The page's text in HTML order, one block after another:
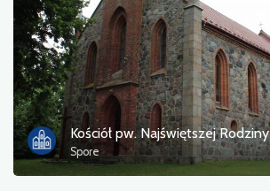
Kościół pw. Najświętszej Rodziny
Spore